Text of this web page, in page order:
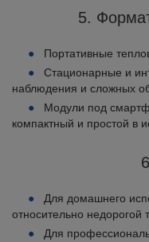
5.
Портативные
Стационарные и
наблюдения и сложных
Модули под
компактный и простой в
Для домашнего
относительно недорогой
Для